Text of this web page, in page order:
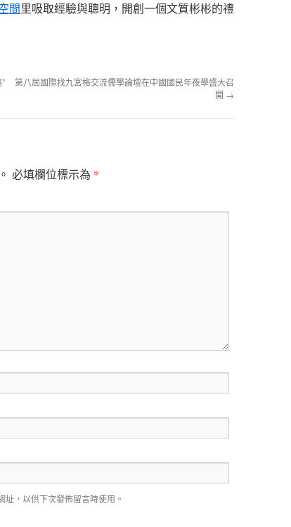
間里吸取經驗與聰明，開創一個文質彬彬的禮
第八屆國際找九宮格交流儒學論壇在中國國民年夜學盛大召
開 →
必填欄位標示為 *
，以供下次發佈留言時使用。